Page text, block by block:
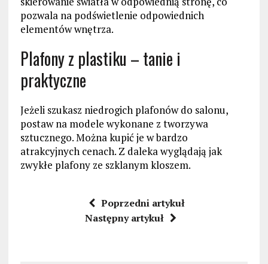
pozwala na podświetlenie odpowiednich
elementów wnętrza.
Plafony z plastiku – tanie i
praktyczne
Jeżeli szukasz niedrogich plafonów do salonu,
postaw na modele wykonane z tworzywa
sztucznego. Można kupić je w bardzo
atrakcyjnych cenach. Z daleka wyglądają jak
zwykłe plafony ze szklanym kloszem.
Poprzedni artykuł
Następny artykuł